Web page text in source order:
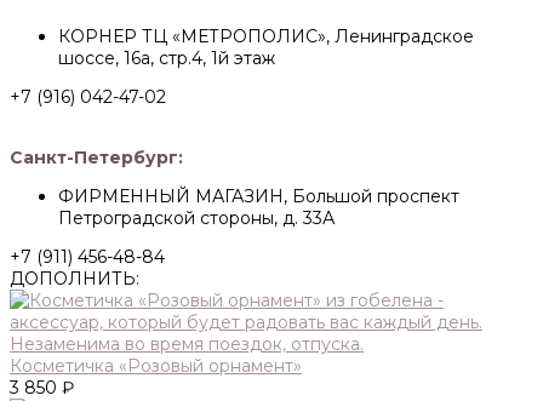
КОРНЕР ТЦ «МЕТРОПОЛИС», Ленинградское
шоссе, 16а, стр.4, 1й этаж
+7 (916) 042-47-02
Санкт-Петербург:
ФИРМЕННЫЙ МАГАЗИН, Большой проспект
Петроградской стороны, д. 33А
+7 (911) 456-48-84
ДОПОЛНИТЬ:
Косметичка «Розовый орнамент»
3 850 ₽